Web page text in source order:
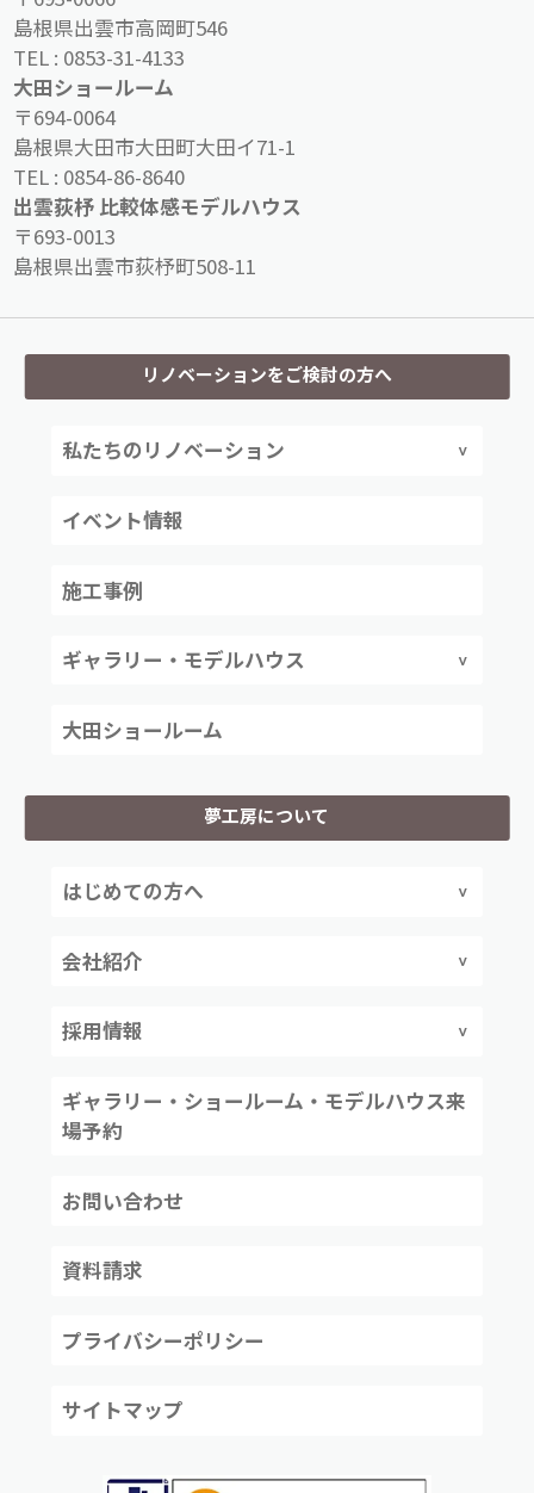
島根県出雲市高岡町546
TEL : 0853-31-4133
大田ショールーム
〒694-0064
島根県大田市大田町大田イ71-1
TEL : 0854-86-8640
出雲荻杼 比較体感モデルハウス
〒693-0013
島根県出雲市荻杼町508-11
リノベーションをご検討の方へ
私たちのリノベーション
イベント情報
施工事例
ギャラリー・モデルハウス
大田ショールーム
夢工房について
はじめての方へ
会社紹介
採用情報
ギャラリー・ショールーム・モデルハウス来
場予約
お問い合わせ
資料請求
プライバシーポリシー
サイトマップ